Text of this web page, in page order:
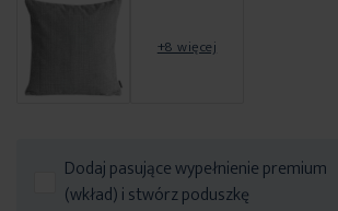
+8 więcej
Dodaj pasujące wypełnienie premium
(wkład) i stwórz poduszkę